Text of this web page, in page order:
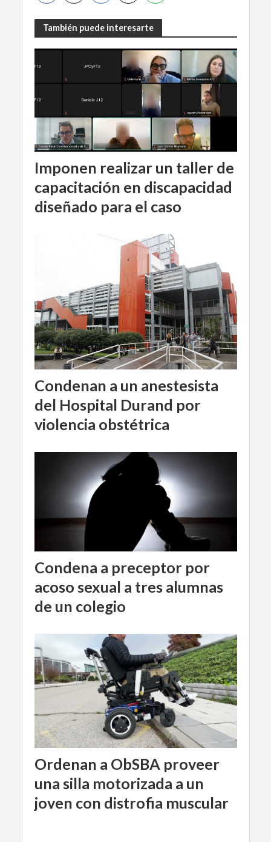
También puede interesarte
Imponen realizar un taller de
capacitación en discapacidad
diseñado para el caso
Condenan a un anestesista
del Hospital Durand por
violencia obstétrica
Condena a preceptor por
acoso sexual a tres alumnas
de un colegio
Ordenan a ObSBA proveer
una silla motorizada a un
joven con distrofia muscular